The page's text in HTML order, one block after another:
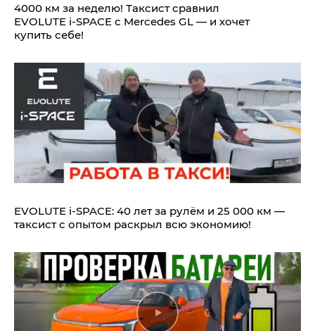
4000 км за неделю! Таксист сравнил
EVOLUTE i‑SPACE с Mercedes GL — и хочет
купить себе!
EVOLUTE i‑SPACE: 40 лет за рулём и 25 000 км —
таксист с опытом раскрыл всю экономию!